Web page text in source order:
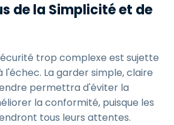
de la Simplicité et de
trop complexe est sujette
l'échec. La garder simple, claire
permettra d'éviter la
la conformité, puisque les
tous leurs attentes.